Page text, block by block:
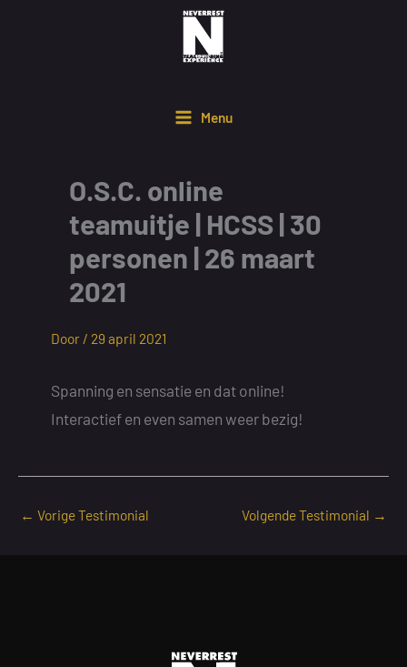
Menu
O.S.C. online
teamuitje | HCSS | 30
personen | 26 maart
2021
Door / 29 april 2021
Spanning en sensatie en dat online!
Interactief en even samen weer bezig!
← Vorige Testimonial Volgende Testimonial →